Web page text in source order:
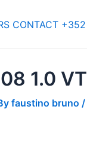
1.0
faustino bruno /